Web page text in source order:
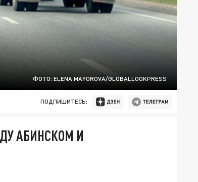
ФОТО: ELENA MAYOROVA/GLOBALLOOKPRESS
ПОДПИШИТЕСЬ:
АБИНСКОМ И